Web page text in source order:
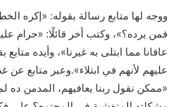
ووجه لها متابع رسالة بقوله: «إكره
فمن يرده؟»، وكتب أخر قائلًا: «حرام
عافانا مما ابتلى به غيرنا»، وأيده
عليهم لأنهم في ابتلاء».وعبر متابع
«ممكن نقول ربنا يعافيهم، المدمن ده